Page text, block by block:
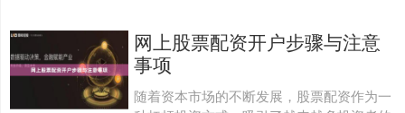
网上股票配资开户步骤与注意
事项
随着资本市场的不断发展，股票配资作为一